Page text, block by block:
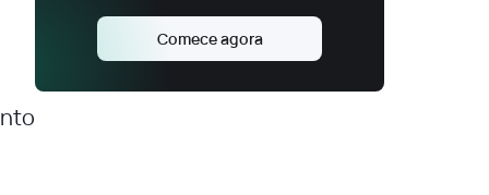
Comece agora